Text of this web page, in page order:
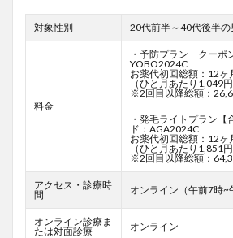
対象性別 20代前半～40代後半の
料金
・予防プラン クーポ
YOBO2024C
お薬代初回総額：12ヶ
（ひと月あたり1,049円
※2回目以降総額：
・発毛ライトプラン
ド：AGA2024C
お薬代初回総額：12ヶ
（ひと月あたり1,851円
※2回目以降総額：
アクセス・診療時
間
オンライン（午前7時~
オンライン診療ま
たは対面診療
オンライン